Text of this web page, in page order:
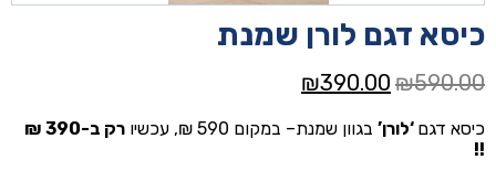
כיסא דגם לורן שמנת
₪590.00
המחיר
היה:
₪390.00
הוא:
כיסא דגם ‘לורן’ בגוון שמנת– במקום 590 ₪, עכשיו
רק ב-390 ₪
!!